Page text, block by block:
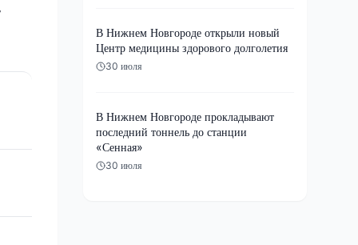
В Нижнем Новгороде открыли новый
Центр медицины здорового долголетия
30 июля
В Нижнем Новгороде прокладывают
последний тоннель до станции
«Сенная»
30 июля